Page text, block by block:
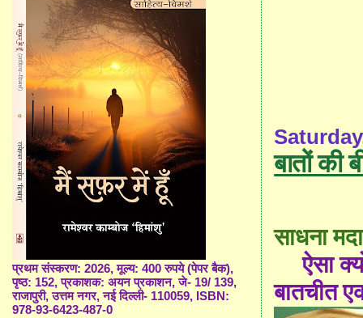
बातों की
साधना
ऐसा
बातचीत
प्रथम संस्करण: 2026, मूल्य: 400 रुपये (पेपर बैक),
पृष्ठ: 152, प्रकाशक: अयन प्रकाशन, जे- 19/ 139,
राजापुरी, उत्तम नगर, नई दिल्ली- 110059, ISBN:
978-93-6423-487-0